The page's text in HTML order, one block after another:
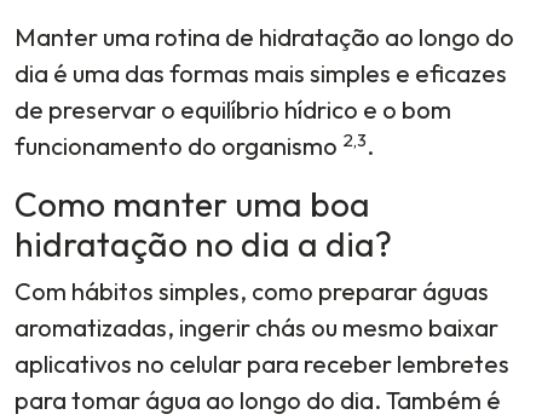
Manter uma rotina de hidratação ao longo do
dia é uma das formas mais simples e eficazes
de preservar o equilíbrio hídrico e o bom
funcionamento do organismo 2,3.
Como manter uma boa
hidratação no dia a dia?
Com hábitos simples, como preparar águas
aromatizadas, ingerir chás ou mesmo baixar
aplicativos no celular para receber lembretes
para tomar água ao longo do dia. Também é